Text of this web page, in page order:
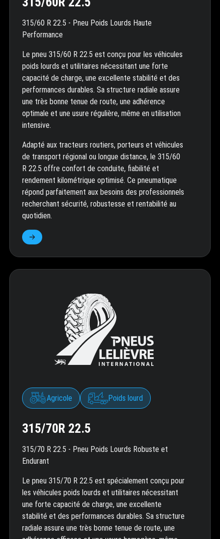
315/60 R 22.5 - Pneu Poids Lourds Haute
Performance
Le pneu 315/60 R 22.5 est conçu pour les véhicules
poids lourds et utilitaires nécessitant une forte
capacité de charge, une excellente stabilité et des
performances durables. Sa structure radiale assure
une très bonne tenue de route, une adhérence
optimale et une usure régulière, même en utilisation
intensive.
Adapté aux tracteurs routiers, porteurs et véhicules
de transport régional ou longue distance, le 315/60
R 22.5 offre confort de conduite, fiabilité et
rendement kilométrique optimisé. Ce pneumatique
répond parfaitement aux besoins des professionnels
recherchant sécurité, robustesse et rentabilité au
quotidien.
Agricole Poids lourd
315/70R 22.5
315/70 R 22.5 - Pneu Poids Lourds Robuste et
Endurant
Le pneu 315/70 R 22.5 est spécialement conçu pour
les véhicules poids lourds et utilitaires nécessitant
une forte capacité de charge, une excellente
stabilité et des performances durables. Sa structure
radiale assure une très bonne tenue de route, une